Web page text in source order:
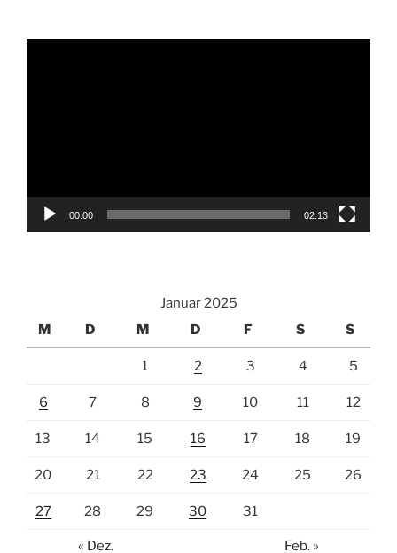
00:00 02:13
Januar 2025
M
D M D F S S
1 2 3 4 5
6 7 8 9 10 11 12
13 14 15 16 17 18 19
20 21 22 23 24 25 26
27 28 29 30 31
« Dez. Feb. »